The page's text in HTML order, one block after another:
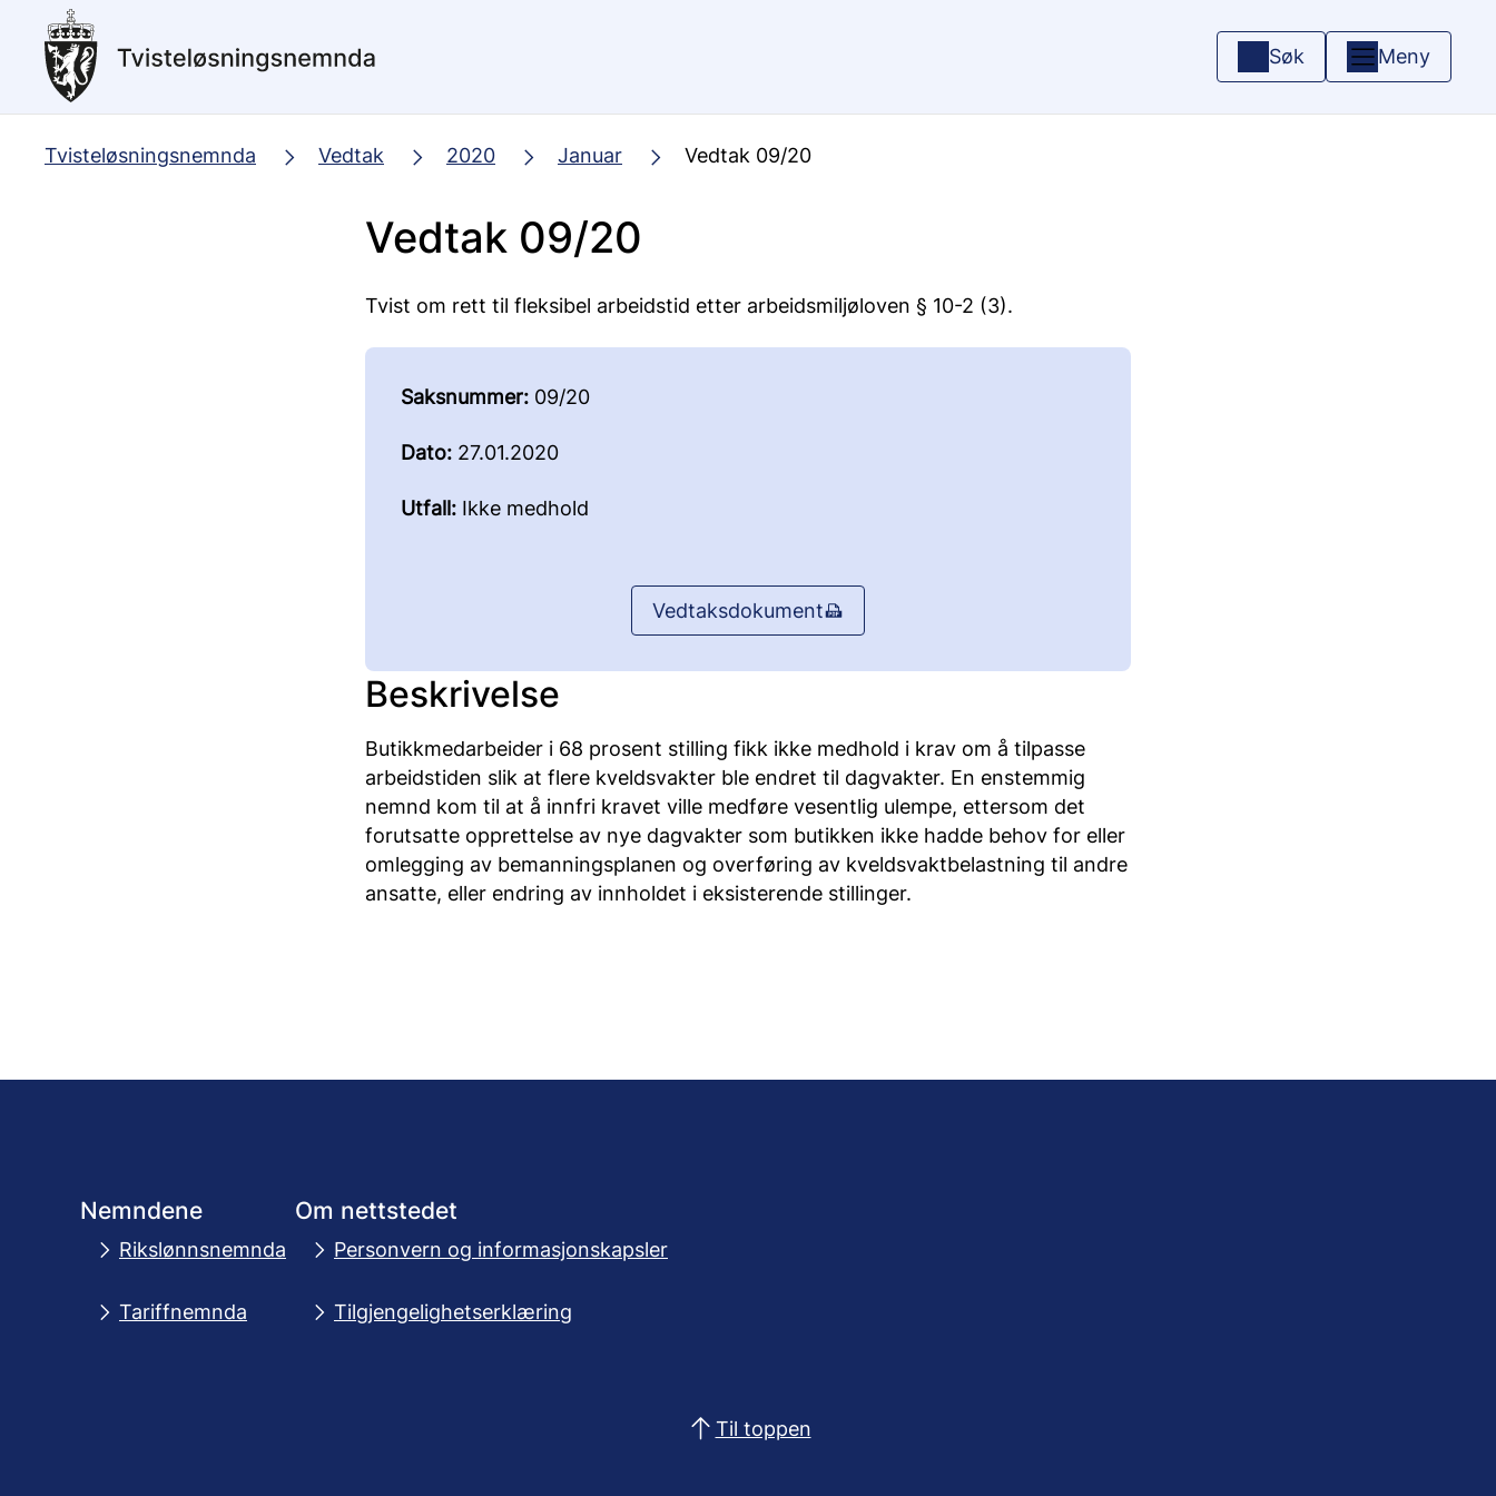
hovedinnhold
Søk Meny
Tvisteløsningsnemnda Vedtak 2020 Januar Vedtak 09/20
Vedtak 09/20
Tvist om rett til fleksibel arbeidstid etter arbeidsmiljøloven § 10-2 (3).
Saksnummer: 09/20
Dato: 27.01.2020
Utfall: Ikke medhold
Vedtaksdokument
Beskrivelse
Butikkmedarbeider i 68 prosent stilling fikk ikke medhold i krav om å tilpasse
arbeidstiden slik at flere kveldsvakter ble endret til dagvakter. En enstemmig
nemnd kom til at å innfri kravet ville medføre vesentlig ulempe, ettersom det
forutsatte opprettelse av nye dagvakter som butikken ikke hadde behov for eller
omlegging av bemanningsplanen og overføring av kveldsvaktbelastning til andre
ansatte, eller endring av innholdet i eksisterende stillinger.
Nemndene
Rikslønnsnemnda
Tariffnemnda
Om nettstedet
Personvern og informasjonskapsler
Tilgjengelighetserklæring
Til toppen